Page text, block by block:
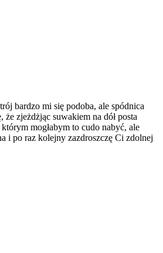
bardzo mi się podoba, ale spódnica
że zjeżdżjąc suwakiem na dół posta
mogłabym to cudo nabyć, ale
i po raz kolejny zazdroszczę Ci zdolnej